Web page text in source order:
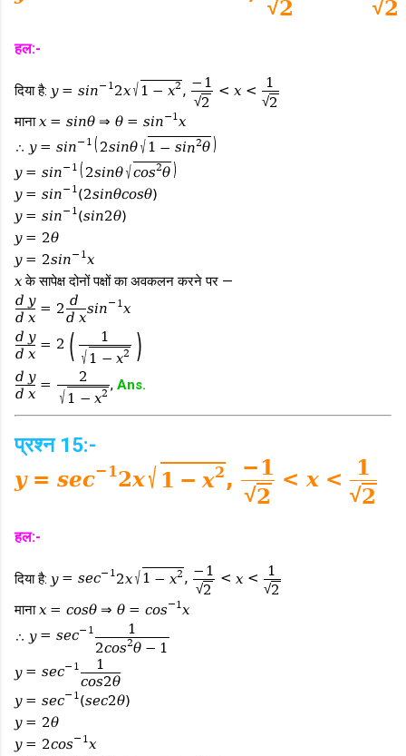
√2 √2
हल:-
दिया है: y = sin− 1 2x√ 1 − x2 , − 1
√2
< x < 1
√2
मानाx = sinθ ⇒ θ = sin−1x
∴ y = sin− 1 ( 2sinθ√ 1 − sin2θ )
y = sin− 1 ( 2sinθ√cos2θ )
y = sin− 1(2sinθcosθ)
y = sin− 1(sin2θ)
y = 2θ
y = 2sin− 1x
xके सापेक्ष दोनों पक्षों का अवकलन करने पर —
d y
d x
= 2 d
d x
sin− 1 x
d y
d x
= 2 ( 1
√1 − x2 )
d y
d x
= 2
√1 − x2
, Ans.
प्रश्न 15:-
y = sec− 1 2x√ 1 − x2 , −1
√2
< x < 1
√2
हल:-
दिया है: y = sec− 12x√ 1 − x2 , − 1
√2
< x < 1
√2
मानाx = cosθ ⇒ θ = cos−1 x
∴ y = sec− 1
1
2cos2θ − 1
y = sec− 1
1
cos2θ
y = sec− 1 (sec2θ)
y = 2θ
y = 2cos− 1 x